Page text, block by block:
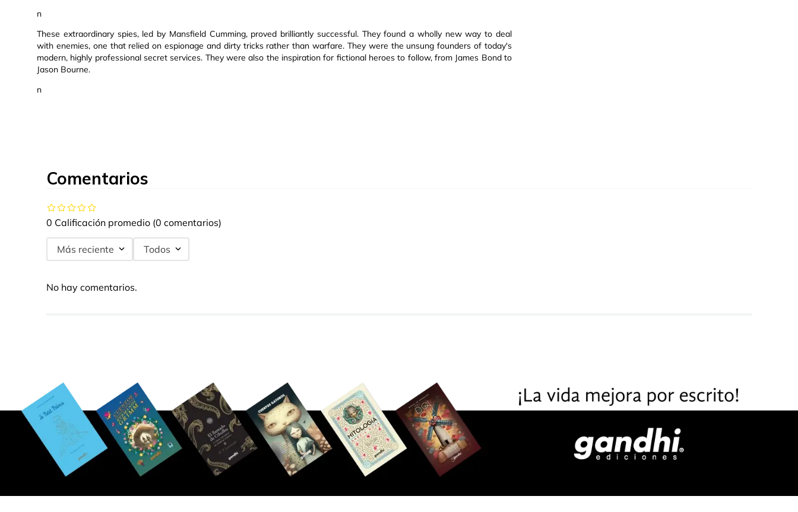
n
These extraordinary spies, led by Mansfield Cumming, proved brilliantly successful. They found a wholly new way to deal
with enemies, one that relied on espionage and dirty tricks rather than warfare. They were the unsung founders of today's
modern, highly professional secret services. They were also the inspiration for fictional heroes to follow, from James Bond to
Jason Bourne.
n
Comentarios
0 Calificación promedio (0 comentarios)
Más reciente Todos
No hay comentarios.